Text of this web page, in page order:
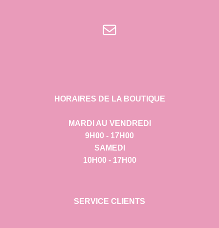
E-mail
HORAIRES DE LA BOUTIQUE
MARDI AU VENDREDI
9H00 - 17H00
SAMEDI
10H00 - 17H00
SERVICE CLIENTS